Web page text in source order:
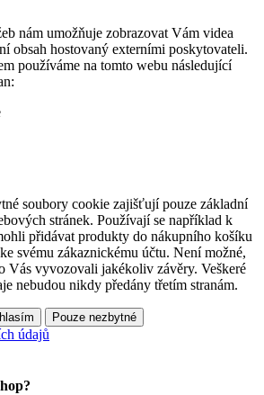
nám umožňuje zobrazovat Vám videa
obsah hostovaný externími poskytovateli.
používáme na tomto webu následující
soubory cookie zajišťují pouze základní
stránek. Používají se například k
přidávat produkty do nákupního košíku
svému zákaznickému účtu. Není možné,
Vás vyvozovali jakékoliv závěry. Veškeré
nebudou nikdy předány třetím stranám.
Pouze nezbytné
údajů